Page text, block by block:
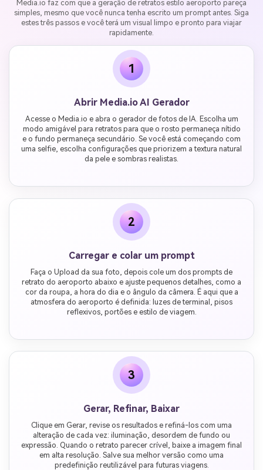
Media.io faz com que a geração de retratos estilo aeroporto pareça
simples, mesmo que você nunca tenha escrito um prompt antes. Siga
estes três passos e você terá um visual limpo e pronto para viajar
rapidamente.
1
Abrir Media.io AI Gerador
Acesse o Media.io e abra o gerador de fotos de IA. Escolha um
modo amigável para retratos para que o rosto permaneça nítido
e o fundo permaneça secundário. Se você está começando com
uma selfie, escolha configurações que priorizem a textura natural
da pele e sombras realistas.
2
Carregar e colar um prompt
Faça o Upload da sua foto, depois cole um dos prompts de
retrato do aeroporto abaixo e ajuste pequenos detalhes, como a
cor da roupa, a hora do dia e o ângulo da câmera. É aqui que a
atmosfera do aeroporto é definida: luzes de terminal, pisos
reflexivos, portões e estilo de viagem.
3
Gerar, Refinar, Baixar
Clique em Gerar, revise os resultados e refiná-los com uma
alteração de cada vez: iluminação, desordem de fundo ou
expressão. Quando o retrato parecer crível, baixe a imagem final
em alta resolução. Salve sua melhor versão como uma
predefinição reutilizável para futuras viagens.